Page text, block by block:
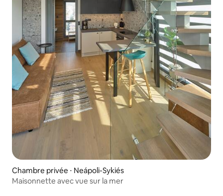
Chambre privée ⋅ Neápoli-Sykiés
Maisonnette avec vue sur la mer